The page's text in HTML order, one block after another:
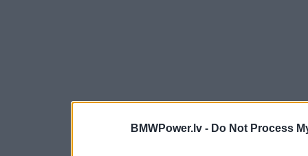
BMWPower.lv - Do Not Process